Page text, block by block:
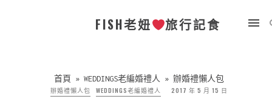
FISH老妞 旅行記食
首頁 » WEDDINGS老編婚禮人 » 辦婚禮懶人包
辦婚禮懶人包
WEDDINGS老編婚禮人 2017 年 5 月 15 日